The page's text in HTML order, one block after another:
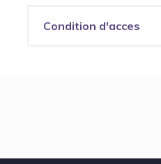
Condition d'acces